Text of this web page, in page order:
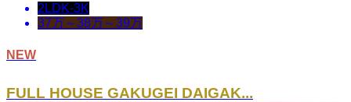
2LDK-3K
37万～38万～39万
NEW
FULL HOUSE GAKUGEI DAIGAK...